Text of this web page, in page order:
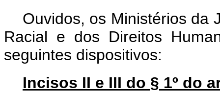
Ouvidos, os Ministérios da
Racial e dos Direitos
seguintes dispositivos:
Incisos II e III do § 1º do